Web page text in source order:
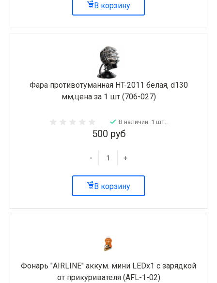
В корзину
Фара противотуманная HT-2011 белая, d130
мм,цена за 1 шт (706-027)
В наличии: 1 шт..
500 руб
- +
В корзину
Фонарь "AIRLINE" аккум. мини LEDx1 с зарядкой
от прикуривателя (AFL-1-02)